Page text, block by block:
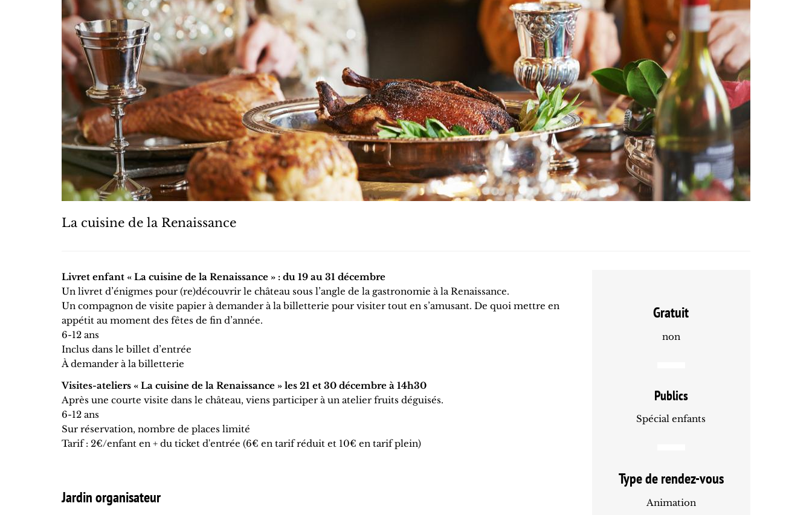
La cuisine de la Renaissance
Livret enfant « La cuisine de la Renaissance » : du 19 au 31 décembre
Un livret d’énigmes pour (re)découvrir le château sous l’angle de la gastronomie à la Renaissance.
Un compagnon de visite papier à demander à la billetterie pour visiter tout en s’amusant. De quoi mettre en
appétit au moment des fêtes de fin d’année.
6-12 ans
Inclus dans le billet d’entrée
À demander à la billetterie
Visites-ateliers « La cuisine de la Renaissance » les 21 et 30 décembre à 14h30
Après une courte visite dans le château, viens participer à un atelier fruits déguisés.
6-12 ans
Sur réservation, nombre de places limité
Tarif : 2€/enfant en + du ticket d'entrée (6€ en tarif réduit et 10€ en tarif plein)
Jardin organisateur
Gratuit
non
Publics
Spécial enfants
Type de rendez-vous
Animation